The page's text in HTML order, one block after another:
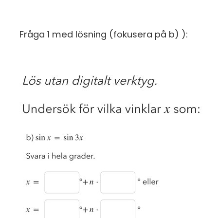
Fråga 1 med lösning (fokusera på b) ):